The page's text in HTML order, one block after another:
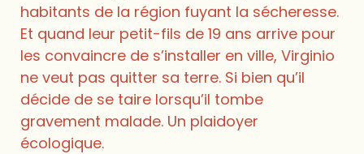
habitants de la région fuyant la sécheresse.
Et quand leur petit-fils de 19 ans arrive pour
les convaincre de s’installer en ville, Virginio
ne veut pas quitter sa terre. Si bien qu’il
décide de se taire lorsqu’il tombe
gravement malade. Un plaidoyer
écologique.